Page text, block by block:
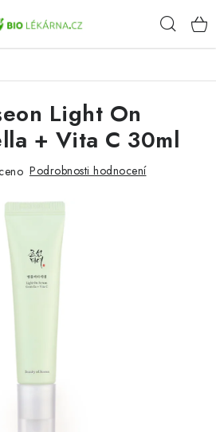
Light On
+ Vita C 30ml
Podrobnosti hodnocení